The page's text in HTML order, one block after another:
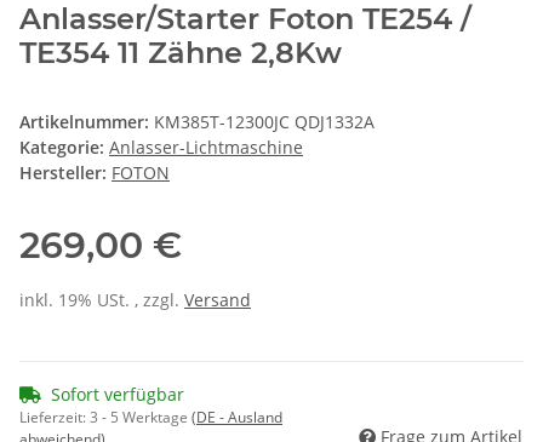
Anlasser/Starter Foton TE254 /
TE354 11 Zähne 2,8Kw
Artikelnummer: KM385T-12300JC QDJ1332A
Kategorie: Anlasser-Lichtmaschine
Hersteller: FOTON
269,00 €
inkl. 19% USt. , zzgl. Versand
Sofort verfügbar
Lieferzeit:3 - 5 Werktage (DE - Ausland
Frage zum Artikel